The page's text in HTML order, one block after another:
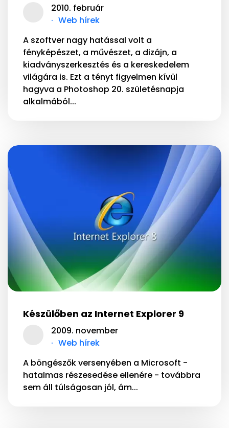
2010. február
Web hírek
A szoftver nagy hatással volt a
fényképészet, a művészet, a dizájn, a
kiadványszerkesztés és a kereskedelem
világára is. Ezt a tényt figyelmen kívül
hagyva a Photoshop 20. születésnapja
alkalmából...
Készülőben az Internet Explorer 9
2009. november
Web hírek
A böngészők versenyében a Microsoft -
hatalmas részesedése ellenére - továbbra
sem áll túlságosan jól, ám...